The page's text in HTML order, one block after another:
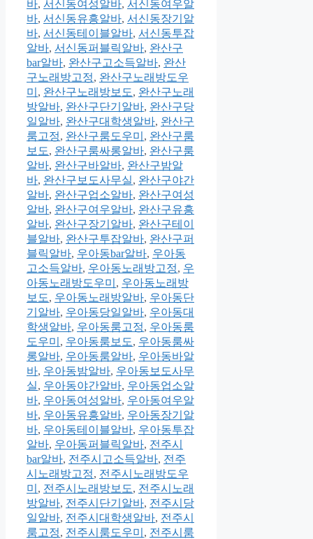
바, 서신동여성알바, 서신동여우알
바, 서신동유흥알바, 서신동장기알
바, 서신동테이블알바, 서신동투잡
알바, 서신동퍼블릭알바, 완산구
bar알바, 완산구고소득알바, 완산
구노래방고정, 완산구노래방도우
미 , 완산구노래방보도, 완산구노래
방알바, 완산구단기알바, 완산구당
일알바, 완산구대학생알바, 완산구
룸고정, 완산구룸도우미 , 완산구룸
보도, 완산구룸싸롱알바, 완산구룸
알바, 완산구바알바, 완산구밤알
바, 완산구보도사무실, 완산구야간
알바, 완산구업소알바, 완산구여성
알바, 완산구여우알바, 완산구유흥
알바, 완산구장기알바, 완산구테이
블알바, 완산구투잡알바, 완산구퍼
블릭알바, 우아동bar알바, 우아동
고소득알바, 우아동노래방고정, 우
아동노래방도우미 , 우아동노래방
보도, 우아동노래방알바, 우아동단
기알바, 우아동당일알바, 우아동대
학생알바, 우아동룸고정, 우아동룸
도우미 , 우아동룸보도, 우아동룸싸
롱알바, 우아동룸알바, 우아동바알
바, 우아동밤알바, 우아동보도사무
실, 우아동야간알바, 우아동업소알
바, 우아동여성알바, 우아동여우알
바, 우아동유흥알바, 우아동장기알
바, 우아동테이블알바, 우아동투잡
알바, 우아동퍼블릭알바, 전주시
bar알바, 전주시고소득알바, 전주
시노래방고정, 전주시노래방도우
미 , 전주시노래방보도, 전주시노래
방알바, 전주시단기알바, 전주시당
일알바, 전주시대학생알바, 전주시
룸고정, 전주시룸도우미 , 전주시룸